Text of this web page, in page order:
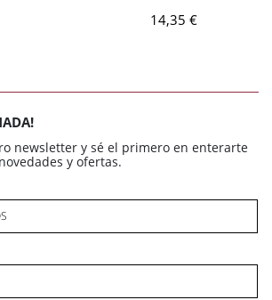
14,35 €
newsletter y sé el primero en enterarte
y ofertas.